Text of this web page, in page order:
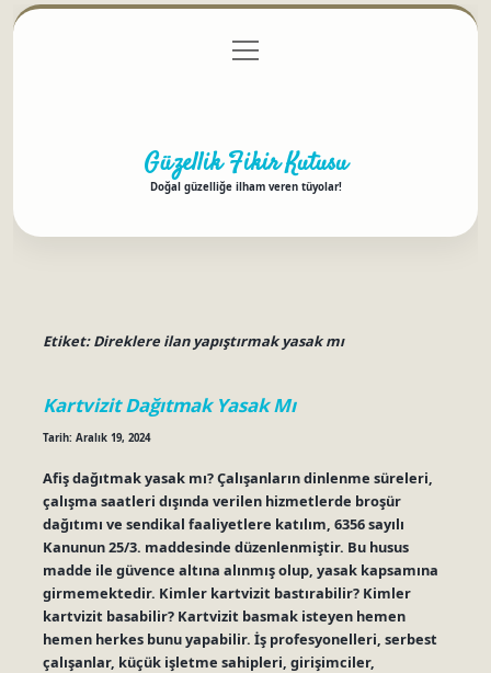
Gizlilik Politikası
menüyü
aç
Güzellik Fikir Kutusu
Doğal güzelliğe ilham veren tüyolar!
Etiket:Direklere ilan yapıştırmak yasak mı
Kartvizit Dağıtmak Yasak Mı
Tarih: Aralık 19, 2024
Afiş dağıtmak yasak mı? Çalışanların dinlenme süreleri,
çalışma saatleri dışında verilen hizmetlerde broşür
dağıtımı ve sendikal faaliyetlere katılım, 6356 sayılı
Kanunun 25/3. maddesinde düzenlenmiştir. Bu husus
madde ile güvence altına alınmış olup, yasak kapsamına
girmemektedir. Kimler kartvizit bastırabilir? Kimler
kartvizit basabilir? Kartvizit basmak isteyen hemen
hemen herkes bunu yapabilir. İş profesyonelleri, serbest
çalışanlar, küçük işletme sahipleri, girişimciler,